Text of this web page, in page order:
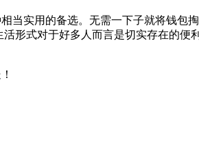
当实用的备选。无需一下子就将钱包
形式对于好多人而言是切实存在的便利